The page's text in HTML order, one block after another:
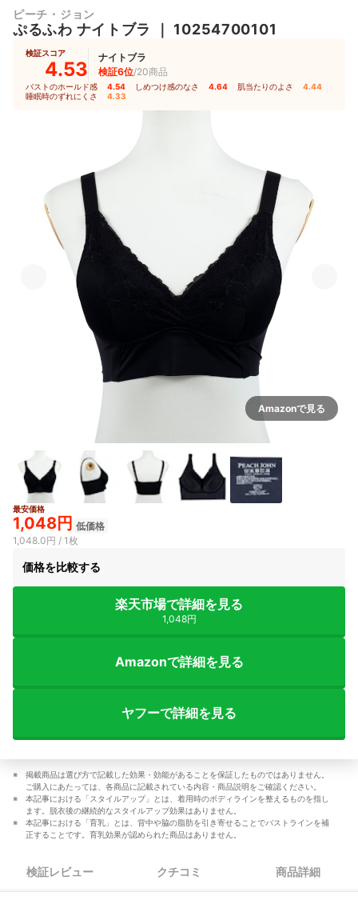
ピーチ・ジョン
ぷるふわ ナイトブラ 10254700101
検証スコア
4.53
ナイトブラ
検証6位/20商品
バストのホールド感 4.54 しめつけ感のなさ 4.64 肌当たりのよさ 4.44
睡眠時のずれにくさ 4.33
Amazonで見る
最安価格
1,048円 低価格
1,048.0円 / 1枚
価格を比較する
楽天市場で詳細を見る
1,048円
Amazonで詳細を見る
ヤフーで詳細を見る
掲載商品は選び方で記載した効果・効能があることを保証したものではありません。
ご購入にあたっては、各商品に記載されている内容・商品説明をご確認ください。
本記事における「スタイルアップ」とは、着用時のボディラインを整えるものを指し
ます。脱衣後の継続的なスタイルアップ効果はありません。
本記事における「育乳」とは、背中や脇の脂肪を引き寄せることでバストラインを補
正することです。育乳効果が認められた商品はありません。
検証レビュー クチコミ 商品詳細